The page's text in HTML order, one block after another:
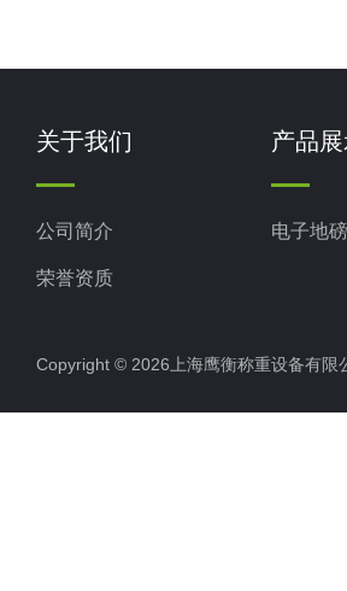
关于我们
公司简介
荣誉资质
产品
电子地
Copyright © 2026上海鹰衡称重设备有